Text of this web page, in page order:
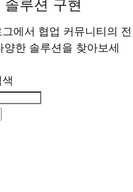
루션 구현
에서 협업 커뮤니티의 전
한 솔루션을 찾아보세
색